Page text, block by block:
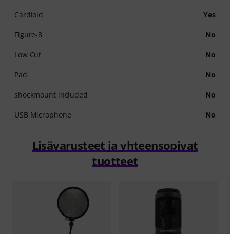
Cardioid Yes
Figure-8 No
Low Cut No
Pad No
shockmount included No
USB Microphone No
Lisävarusteet ja yhteensopivat
tuotteet